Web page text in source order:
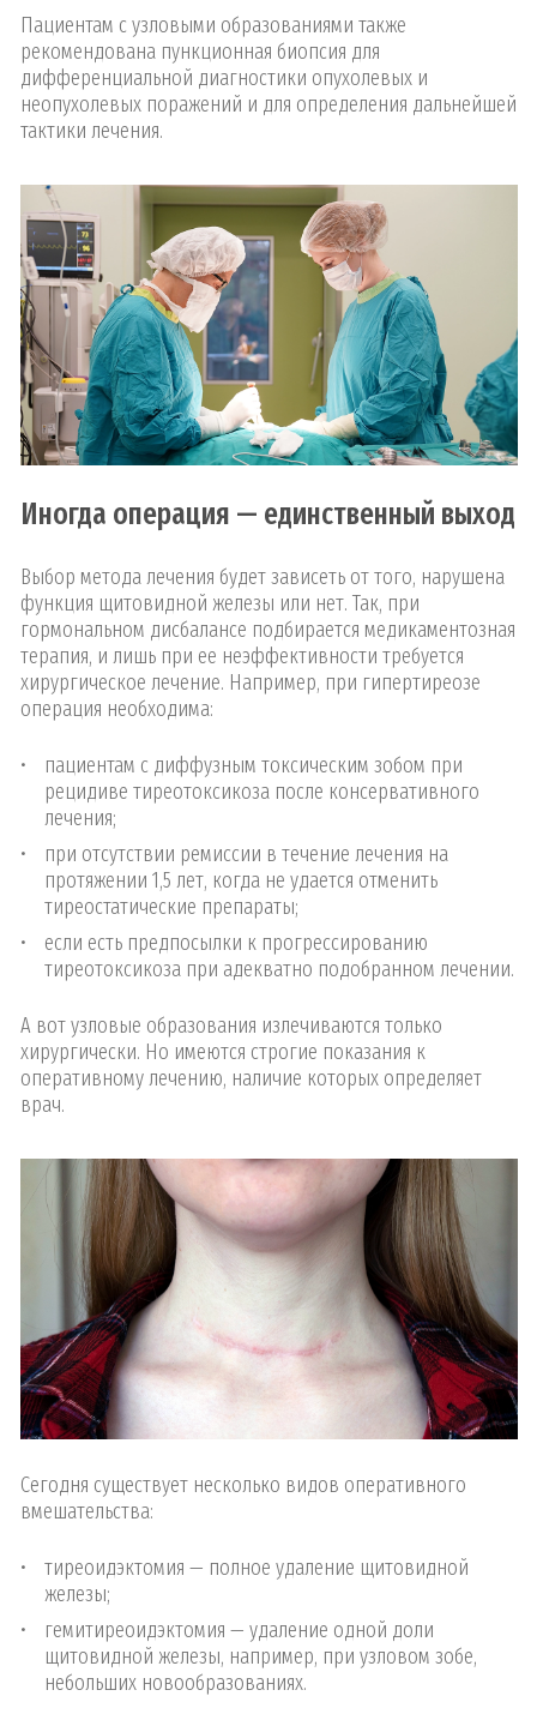
Пациентам с узловыми образованиями также
рекомендована пункционная биопсия для
дифференциальной диагностики опухолевых и
неопухолевых поражений и для определения дальнейшей
тактики лечения.
Иногда операция — единственный выход
Выбор метода лечения будет зависеть от того, нарушена
функция щитовидной железы или нет. Так, при
гормональном дисбалансе подбирается медикаментозная
терапия, и лишь при ее неэффективности требуется
хирургическое лечение. Например, при гипертиреозе
операция необходима:
пациентам с диффузным токсическим зобом при
рецидиве тиреотоксикоза после консервативного
лечения;
при отсутствии ремиссии в течение лечения на
протяжении 1,5 лет, когда не удается отменить
тиреостатические препараты;
если есть предпосылки к прогрессированию
тиреотоксикоза при адекватно подобранном лечении.
А вот узловые образования излечиваются только
хирургически. Но имеются строгие показания к
оперативному лечению, наличие которых определяет
врач.
Сегодня существует несколько видов оперативного
вмешательства:
тиреоидэктомия — полное удаление щитовидной
железы;
гемитиреоидэктомия — удаление одной доли
щитовидной железы, например, при узловом зобе,
небольших новообразованиях.